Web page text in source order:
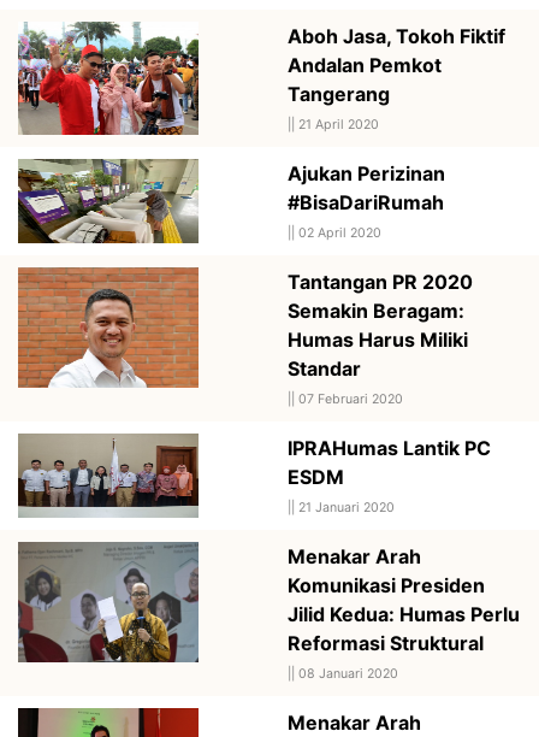
Aboh Jasa, Tokoh Fiktif
Andalan Pemkot
Tangerang
21 April 2020
Ajukan Perizinan
#BisaDariRumah
02 April 2020
Tantangan PR 2020
Semakin Beragam:
Humas Harus Miliki
Standar
07 Februari 2020
IPRAHumas Lantik PC
ESDM
21 Januari 2020
Menakar Arah
Komunikasi Presiden
Jilid Kedua: Humas Perlu
Reformasi Struktural
08 Januari 2020
Menakar Arah